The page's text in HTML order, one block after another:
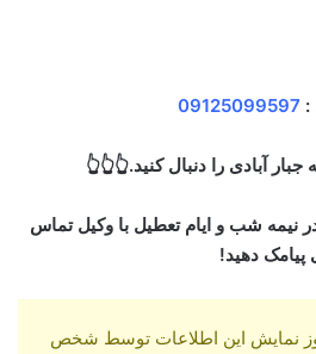
:
09125099597
آبادی را دنبال کنید.👆👆👆
نیمه شب و ایام تعطیل با وکیل تماس
پیامک دهید!
نمایش این اطلاعات توسط شخص